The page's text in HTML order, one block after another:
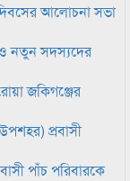
আলোচনা সভা
ও নতুন সদস্যদের
জকিগঞ্জের
প্রবাসী
পাঁচ পরিবারকে